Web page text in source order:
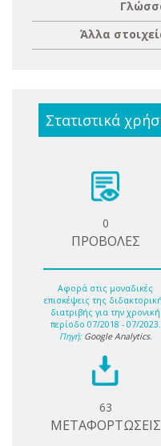
Άλλα
Στατιστικά
0
ΠΡΟΒΟΛΕΣ
Αφορά στις μοναδικές
επισκέψεις της
διατριβής για την χρονική
περίοδο 07/2018 - 07/2023.
Πηγή: Google Analytics.
63
ΜΕΤΑΦΟΡΤΩΣΕΙΣ